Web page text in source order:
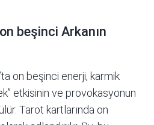
beşinci Arkanın
on beşinci enerji, karmik
etkisinin ve provokasyonun
Tarot kartlarında on